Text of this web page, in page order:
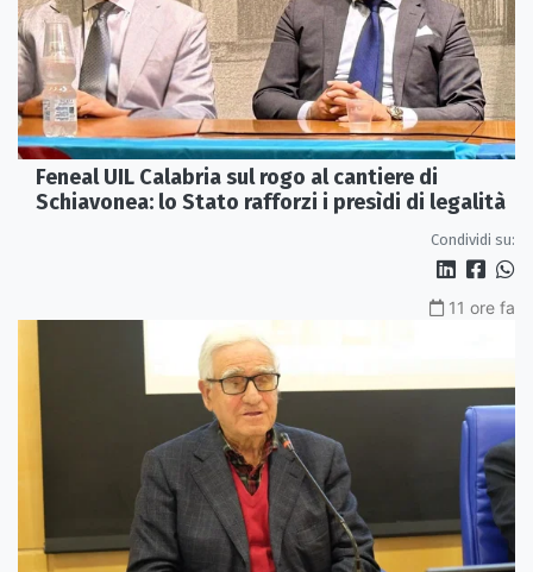
Feneal UIL Calabria sul rogo al cantiere di
Schiavonea: lo Stato rafforzi i presìdi di legalità
Condividi su:
11 ore fa